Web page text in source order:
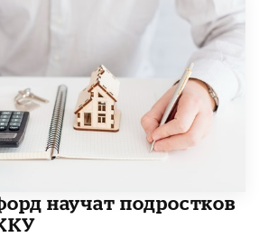
научат подростков